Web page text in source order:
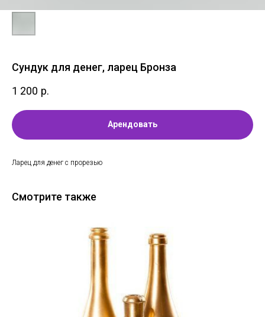
Сундук для денег, ларец Бронза
1 200 р.
Арендовать
Ларец для денег с прорезью
Смотрите также